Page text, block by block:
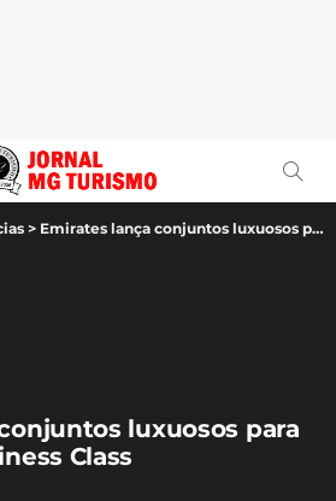
> Emirates lança conjuntos luxuosos para clientes da Business Class
luxuosos para
Class